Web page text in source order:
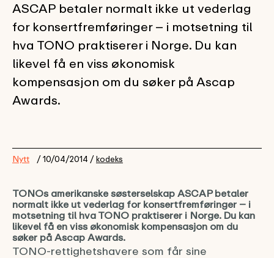
ASCAP betaler normalt ikke ut vederlag
for konsertfremføringer – i motsetning til
hva TONO praktiserer i Norge. Du kan
likevel få en viss økonomisk
kompensasjon om du søker på Ascap
Awards.
Nytt / 10/04/2014 /kodeks
TONOs amerikanske søsterselskap ASCAP betaler
normalt ikke ut vederlag for konsertfremføringer – i
motsetning til hva TONO praktiserer i Norge. Du kan
likevel få en viss økonomisk kompensasjon om du
søker på Ascap Awards.
TONO-rettighetshavere som får sine